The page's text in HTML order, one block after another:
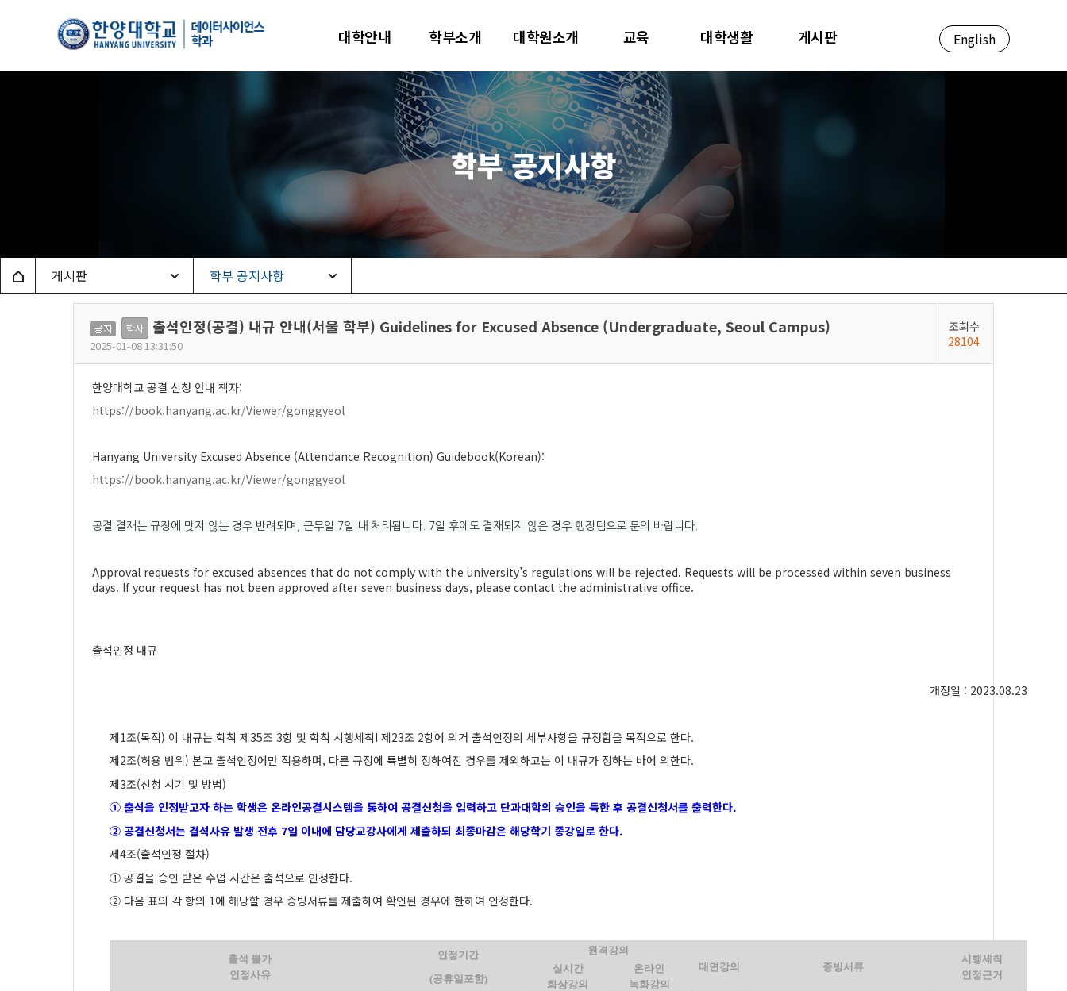
한양대학교
대학안내 학부소개 대학원소개 교육 대학생활 게시판 English
학부 공지사항
Home 게시판 학부 공지사항
공
지
학사 출석인정(공결) 내규 안내(서울 학부) Guidelines for Excused Absence (Undergraduate, Seoul Campus)
2025-01-08 13:31:50
조회수
28104
한양대학교 공결 신청 안내 책자:
https://book.hanyang.ac.kr/Viewer/gonggyeol
Hanyang University Excused Absence (Attendance Recognition) Guidebook(Korean):
https://book.hanyang.ac.kr/Viewer/gonggyeol
공결 결재는 규정에 맞지 않는 경우 반려되며, 근무일 7일 내 처리됩니다. 7일 후에도 결재되지 않은 경우 행정팀으로 문의 바랍니다.
Approval requests for excused absences that do not comply with the university’s regulations will be rejected. Requests will be processed within seven business
days. If your request has not been approved after seven business days, please contact the administrative office.
출석인정 내규
개정일 : 2023.08.23
제1조(목적) 이 내규는 학칙 제35조 3항 및 학칙 시행세칙I 제23조 2항에 의거 출석인정의 세부사항을 규정함을 목적으로 한다.
제2조(허용 범위) 본교 출석인정에만 적용하며, 다른 규정에 특별히 정하여진 경우를 제외하고는 이 내규가 정하는 바에 의한다.
제3조(신청 시기 및 방법)
① 출석을 인정받고자 하는 학생은 온라인공결시스템을 통하여 공결신청을 입력하고 단과대학의 승인을 득한 후 공결신청서를 출력한다.
② 공결신청서는 결석사유 발생 전후 7일 이내에 담당교강사에게 제출하되 최종마감은 해당학기 종강일로 한다.
제4조(출석인정 절차)
① 공결을 승인 받은 수업 시간은 출석으로 인정한다.
② 다음 표의 각 항의 1에 해당할 경우 증빙서류를 제출하여 확인된 경우에 한하여 인정한다.
출석 불가
인정사유
인정기간
(공휴일포함)
원격강의
대면강의
증빙서류
시행세칙
인정근거
실시간
화상강의
온라인
녹화강의